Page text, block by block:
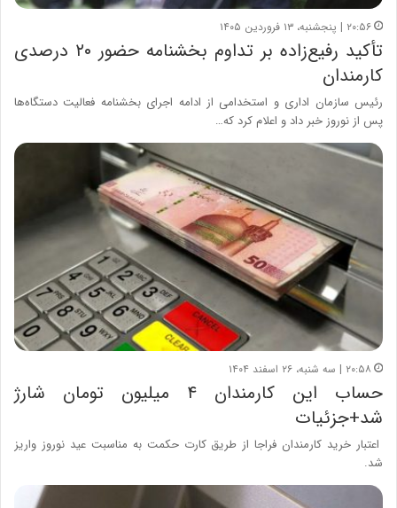
۲۰:۵۶ | پنجشنبه، ۱۳ فروردین ۱۴۰۵
تأکید رفیع‌زاده بر تداوم بخشنامه حضور ۲۰ درصدی
کارمندان
رئیس سازمان اداری و استخدامی از ادامه اجرای بخشنامه فعالیت دستگاه‌ها
پس از نوروز خبر داد و اعلام کرد که…
۲۰:۵۸ | سه شنبه، ۲۶ اسفند ۱۴۰۴
حساب این کارمندان ۴ میلیون تومان شارژ
شد+جزئیات
اعتبار خرید کارمندان فراجا از طریق کارت حکمت به مناسبت عید نوروز واریز
شد.